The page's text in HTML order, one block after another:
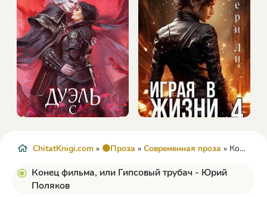
ChitatKnigi.com » 🟠Проза » Современная проза » Конец фильма, или Гипсовый трубач - Юрий Поляков
Конец фильма, или Гипсовый трубач - Юрий
Поляков